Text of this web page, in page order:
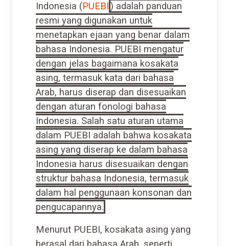
Indonesia (PUEBI) adalah panduan
resmi yang digunakan untuk
menetapkan ejaan yang benar dalam
bahasa Indonesia. PUEBI mengatur
dengan jelas bagaimana kosakata
asing, termasuk kata dari bahasa
Arab, harus diserap dan disesuaikan
dengan aturan fonologi bahasa
Indonesia. Salah satu aturan utama
dalam PUEBI adalah bahwa kosakata
asing yang diserap ke dalam bahasa
Indonesia harus disesuaikan dengan
struktur bahasa Indonesia, termasuk
dalam hal penggunaan konsonan dan
pengucapannya.
Menurut PUEBI, kosakata asing yang
berasal dari bahasa Arab, seperti